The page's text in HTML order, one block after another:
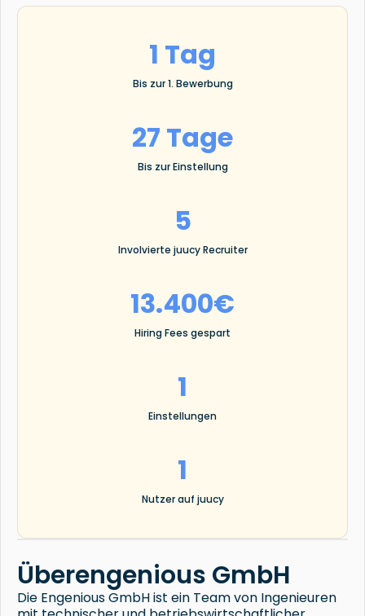
1 Tag
Bis zur 1. Bewerbung
27 Tage
Bis zur Einstellung
5
Involvierte juucy Recruiter
13.400€
Hiring Fees gespart
1
Einstellungen
1
Nutzer auf juucy
Überengenious GmbH
Die Engenious GmbH ist ein Team von Ingenieuren